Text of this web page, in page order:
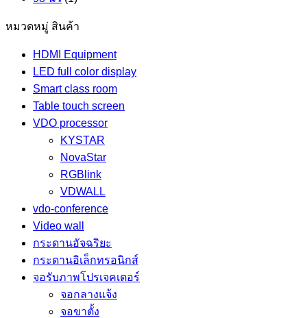
หมวดหมู่ สินค้า
HDMI Equipment
LED full color display
Smart class room
Table touch screen
VDO processor
KYSTAR
NovaStar
RGBlink
VDWALL
vdo-conference
Video wall
กระดานอัจฉริยะ
กระดานอิเล็กทรอนิกส์
จอรับภาพโปรเจคเตอร์
จอกลางแจ้ง
จอขาตั้ง